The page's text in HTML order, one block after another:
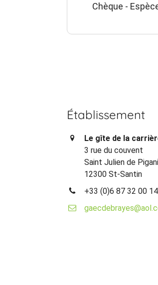
Chèque -
Établissement
Le gîte de la
3 rue du couvent
Saint Julien de
12300 St-Santin
+33 (0)6 87 32 00 14